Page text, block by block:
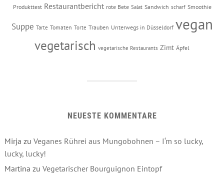
Produkttest Restaurantbericht rote Bete Salat Sandwich scharf Smoothie
Suppe Tarte Tomaten Torte Trauben Unterwegs in Düsseldorf vegan
vegetarisch vegetarische Restaurants Zimt Äpfel
NEUESTE KOMMENTARE
Mirja zu Veganes Rührei aus Mungobohnen – I‘m so lucky,
lucky, lucky!
Martina zu Vegetarischer Bourguignon Eintopf